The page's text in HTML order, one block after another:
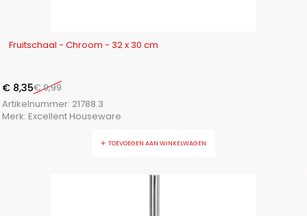
Fruitschaal - Chroom - 32 x 30 cm
€9,99
€ 8,35
Artikelnummer: 21788.3
Merk: Excellent Houseware
TOEVOEGEN AAN WINKELWAGEN